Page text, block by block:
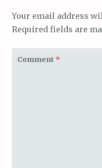
Your email address
Required fields are
Comment *